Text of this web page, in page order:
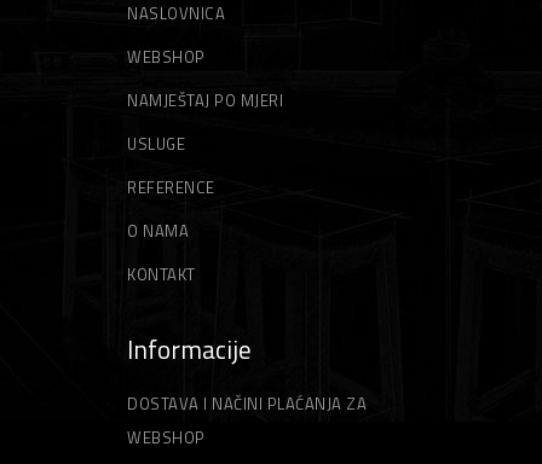
NASLOVNICA
WEBSHOP
NAMJEŠTAJ PO MJERI
USLUGE
REFERENCE
O NAMA
KONTAKT
Informacije
DOSTAVA I NAČINI PLAĆANJA ZA
WEBSHOP